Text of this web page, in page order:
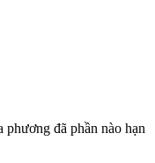
phương đã phần nào hạn